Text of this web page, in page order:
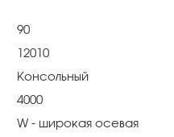
90
12010
Консольный
4000
W - широкая осевая